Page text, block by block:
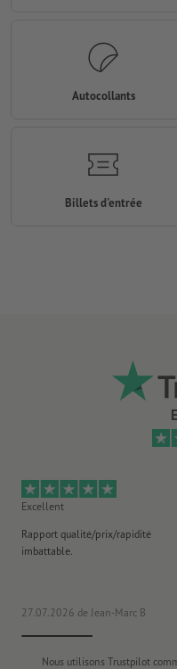
Excellent
Rapport qualité/prix/rapidité
imbattable.
27.07.2026 de Jean-Marc B
Nous utilisons Trustpilot
Autocollants
Billets d'entrée